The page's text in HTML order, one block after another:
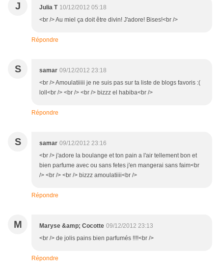
J Julia T 10/12/2012 05:18
<br /> Au miel ça doit être divin! J'adore! Bises!<br />
Répondre
S samar 09/12/2012 23:18
<br /> Amoulatiiiii je ne suis pas sur ta liste de blogs favoris :(
loll<br /> <br /> <br /> bizzz el habiba<br />
Répondre
S samar 09/12/2012 23:16
<br /> j'adore la boulange et ton pain a l'air tellement bon et
bien parfume avec ou sans fetes j'en mangerai sans faim<br
/> <br /> <br /> bizzz amoulatiiii<br />
Répondre
M Maryse &amp; Cocotte 09/12/2012 23:13
<br /> de jolis pains bien parfumés !!!!<br />
Répondre